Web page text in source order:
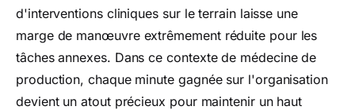
d'interventions cliniques sur le terrain laisse une
marge de manœuvre extrêmement réduite pour les
tâches annexes. Dans ce contexte de médecine de
production, chaque minute gagnée sur l'organisation
devient un atout précieux pour maintenir un haut